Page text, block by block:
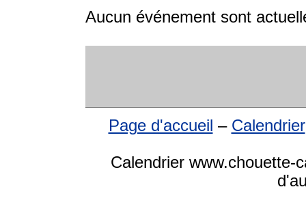
Aucun événement sont
Page d'accueil – Calendrier
Calendrier www.chouette-